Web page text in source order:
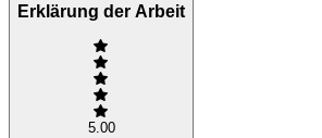
Erklärung der Arbeit
5.00